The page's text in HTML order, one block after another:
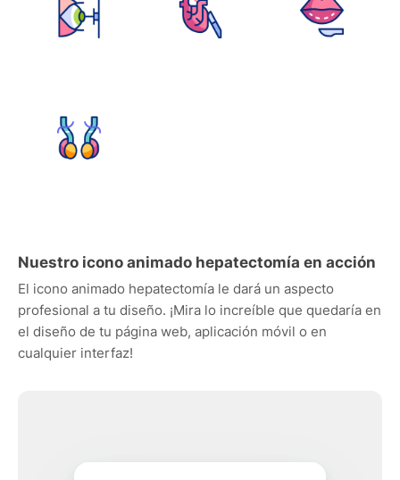
Nuestro icono animado hepatectomía en acción
El icono animado hepatectomía le dará un aspecto
profesional a tu diseño. ¡Mira lo increíble que quedaría en
el diseño de tu página web, aplicación móvil o en
cualquier interfaz!